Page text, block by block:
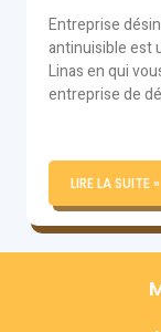
Entreprise
antinuisible est
Linas en qui
entreprise de
LIRE LA SUITE »